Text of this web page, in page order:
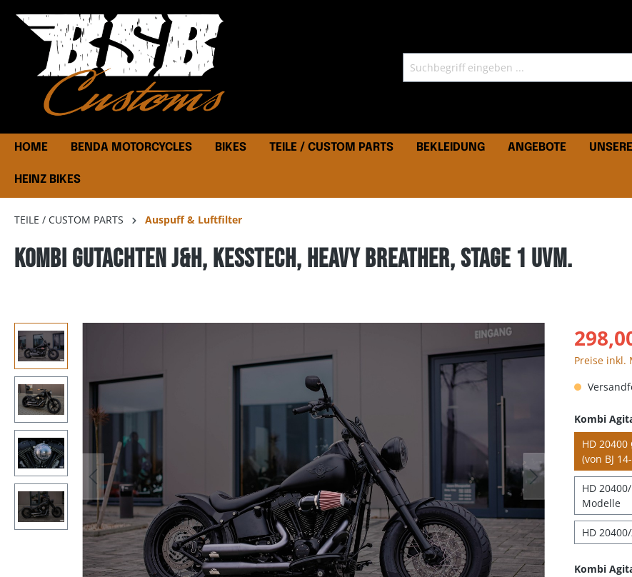
HOME BENDA MOTORCYCLES BIKES TEILE / CUSTOM PARTS BEKLEIDUNG ANGEBOTE
HEINZ BIKES
TEILE / CUSTOM PARTS Auspuff & Luftfilter
Kombi Gutachten J&H, Kesstech, Heavy Breather, Stage 1 uvm.
Preise inkl.
Kombi
HD 20400
(von BJ
HD
Modelle
HD
Kombi